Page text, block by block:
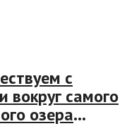
с
вокруг самого
озера